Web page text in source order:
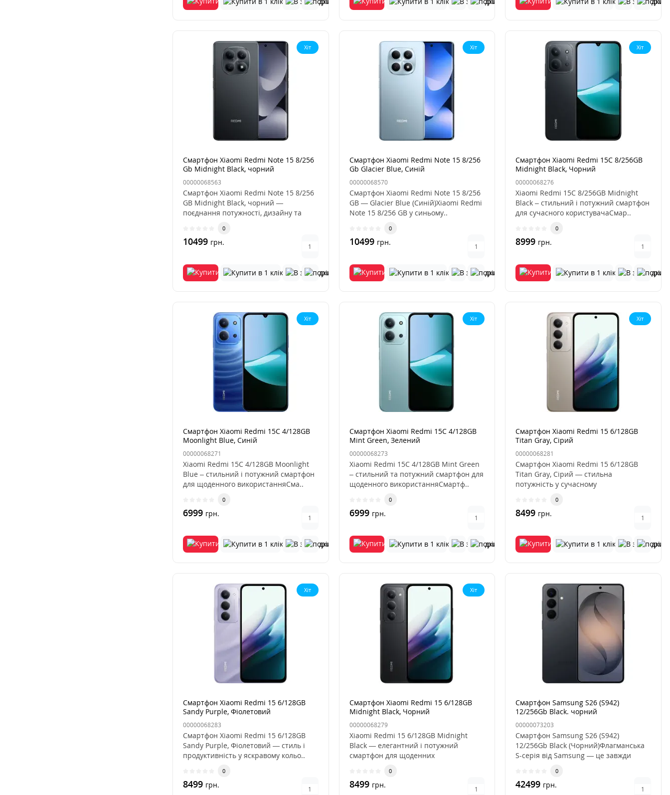
Хіт
Смартфон Xiaomi Redmi Note 15 8/256
Gb Midnight Black, чорний
00000068563
Смартфон Xiaomi Redmi Note 15 8/256
GB Midnight Black, чорний —
поєднання потужності, дизайну та
0
10499 грн.
Хіт
Смартфон Xiaomi Redmi Note 15 8/256
Gb Glacier Blue, Синій
00000068570
Смартфон Xiaomi Redmi Note 15 8/256
GB — Glacier Blue (Синій)Xiaomi Redmi
Note 15 8/256 GB у синьому..
0
10499 грн.
Хіт
Смартфон Xiaomi Redmi 15C 8/256GB
Midnight Black, Чорний
00000068276
Xiaomi Redmi 15C 8/256GB Midnight
Black – стильний і потужний смартфон
для сучасного користувачаСмар..
0
8999 грн.
Хіт
Смартфон Xiaomi Redmi 15C 4/128GB
Moonlight Blue, Синій
00000068271
Xiaomi Redmi 15C 4/128GB Moonlight
Blue – стильний і потужний смартфон
для щоденного використанняСма..
0
6999 грн.
Хіт
Смартфон Xiaomi Redmi 15C 4/128GB
Mint Green, Зелений
00000068273
Xiaomi Redmi 15C 4/128GB Mint Green
– стильний та потужний смартфон для
щоденного використанняСмартф..
0
6999 грн.
Хіт
Смартфон Xiaomi Redmi 15 6/128GB
Titan Gray, Сірий
00000068281
Смартфон Xiaomi Redmi 15 6/128GB
Titan Gray, Сірий — стильна
потужність у сучасному
0
8499 грн.
Хіт
Смартфон Xiaomi Redmi 15 6/128GB
Sandy Purple, Фіолетовий
00000068283
Смартфон Xiaomi Redmi 15 6/128GB
Sandy Purple, Фіолетовий — стиль і
продуктивність у яскравому кольо..
0
8499 грн.
Хіт
Смартфон Xiaomi Redmi 15 6/128GB
Midnight Black, Чорний
00000068279
Xiaomi Redmi 15 6/128GB Midnight
Black — елегантний і потужний
смартфон для щоденних
0
8499 грн.
Смартфон Samsung S26 (S942)
12/256Gb Black. чорний
00000073203
Смартфон Samsung S26 (S942)
12/256Gb Black (Чорний)Флагманська
S-серія від Samsung — це завжди
0
42499 грн.